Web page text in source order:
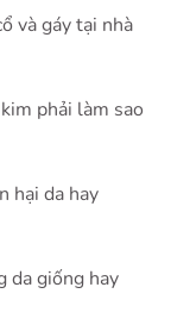
và gáy tại nhà
phải làm sao
hại da hay
da giống hay